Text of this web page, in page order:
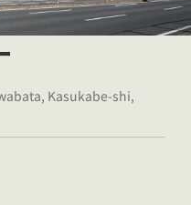
Kasukabe-shi,